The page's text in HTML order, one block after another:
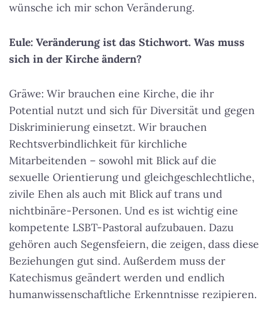
wünsche ich mir schon Veränderung.
Eule: Veränderung ist das Stichwort. Was muss
sich in der Kirche ändern?
Gräwe: Wir brauchen eine Kirche, die ihr
Potential nutzt und sich für Diversität und gegen
Diskriminierung einsetzt. Wir brauchen
Rechtsverbindlichkeit für kirchliche
Mitarbeitenden – sowohl mit Blick auf die
sexuelle Orientierung und gleichgeschlechtliche,
zivile Ehen als auch mit Blick auf trans und
nichtbinäre-Personen. Und es ist wichtig eine
kompetente LSBT-Pastoral aufzubauen. Dazu
gehören auch Segensfeiern, die zeigen, dass diese
Beziehungen gut sind. Außerdem muss der
Katechismus geändert werden und endlich
humanwissenschaftliche Erkenntnisse rezipieren.